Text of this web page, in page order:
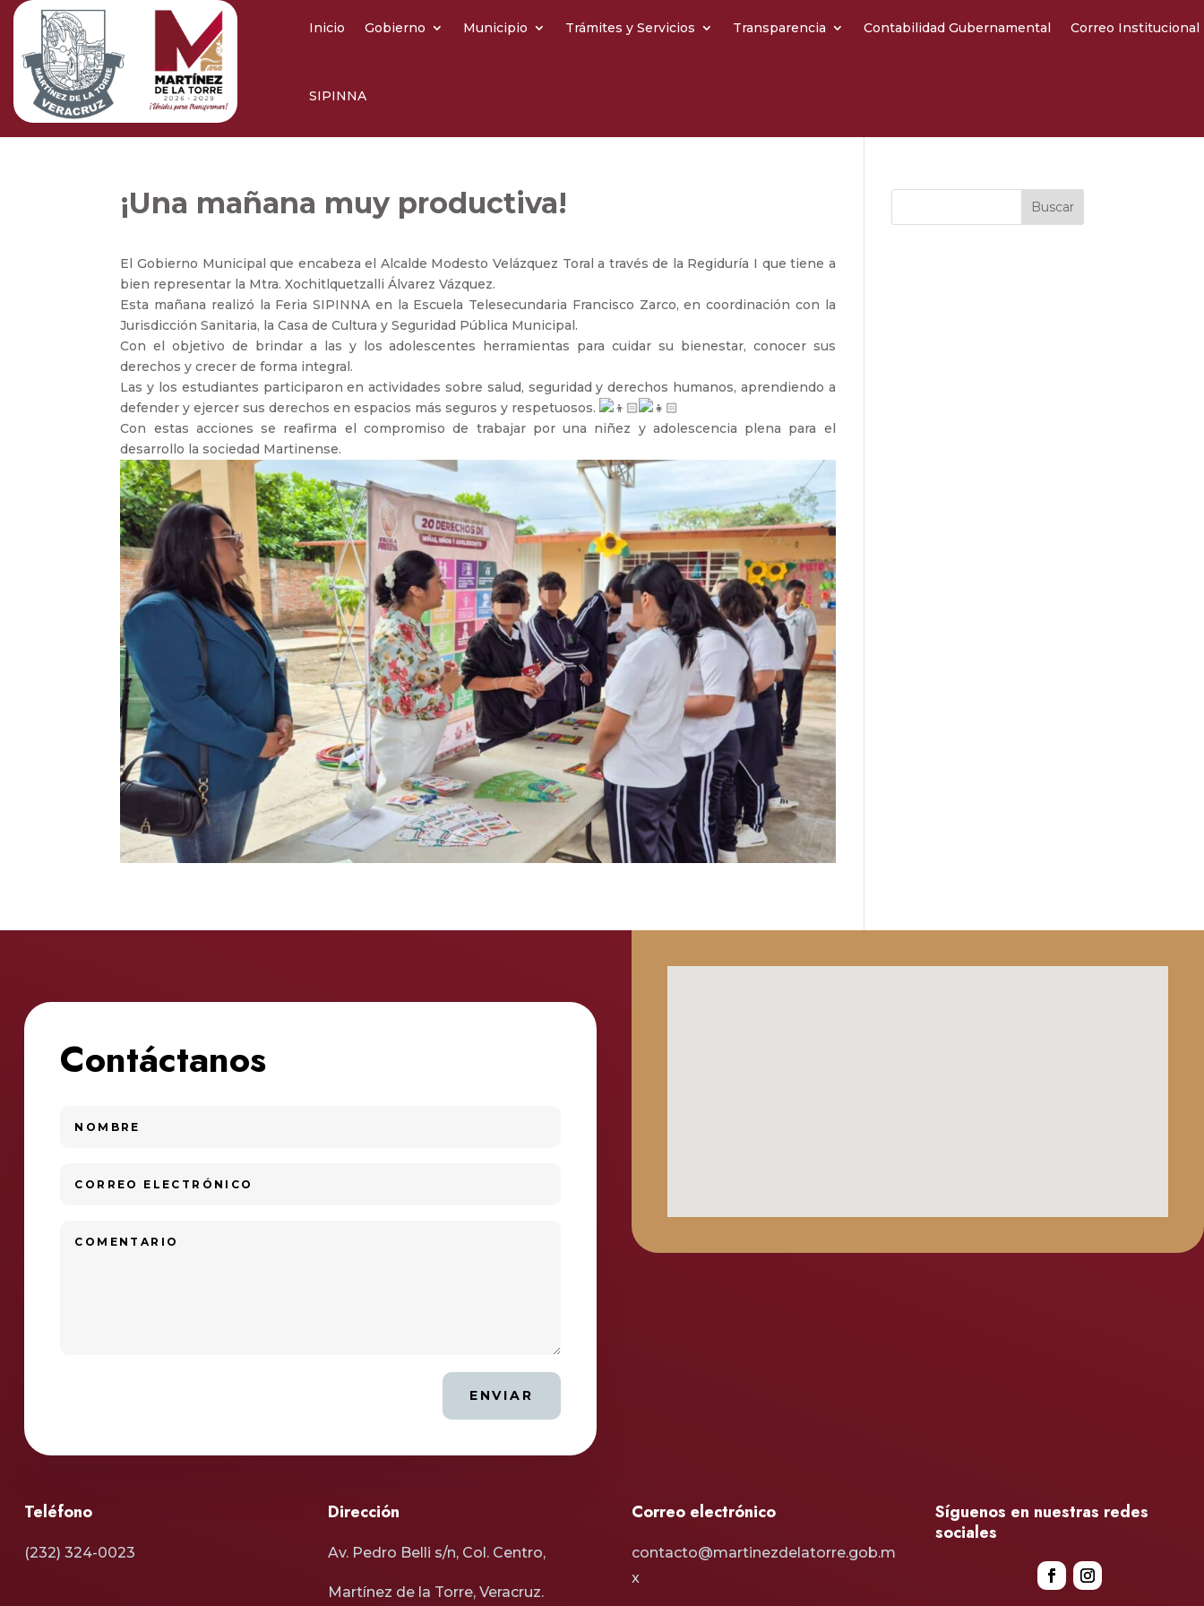
Inicio Gobierno Municipio Trámites y Servicios Transparencia Contabilidad Gubernamental Correo Institucional
SIPINNA
¡Una mañana muy productiva!
El Gobierno Municipal que encabeza el Alcalde Modesto Velázquez Toral a través de la Regiduría I que tiene a
bien representar la Mtra. Xochitlquetzalli Álvarez Vázquez.
Esta mañana realizó la Feria SIPINNA en la Escuela Telesecundaria Francisco Zarco, en coordinación con la
Jurisdicción Sanitaria, la Casa de Cultura y Seguridad Pública Municipal.
Con el objetivo de brindar a las y los adolescentes herramientas para cuidar su bienestar, conocer sus
derechos y crecer de forma integral.
Las y los estudiantes participaron en actividades sobre salud, seguridad y derechos humanos, aprendiendo a
defender y ejercer sus derechos en espacios más seguros y respetuosos.
Con estas acciones se reafirma el compromiso de trabajar por una niñez y adolescencia plena para el
desarrollo la sociedad Martinense.
Contáctanos
ENVIAR
Teléfono
(232) 324-0023
Dirección
Av. Pedro Belli s/n, Col. Centro,
Martínez de la Torre, Veracruz.
Correo electrónico
contacto@martinezdelatorre.gob.m
x
Síguenos en nuestras redes
sociales